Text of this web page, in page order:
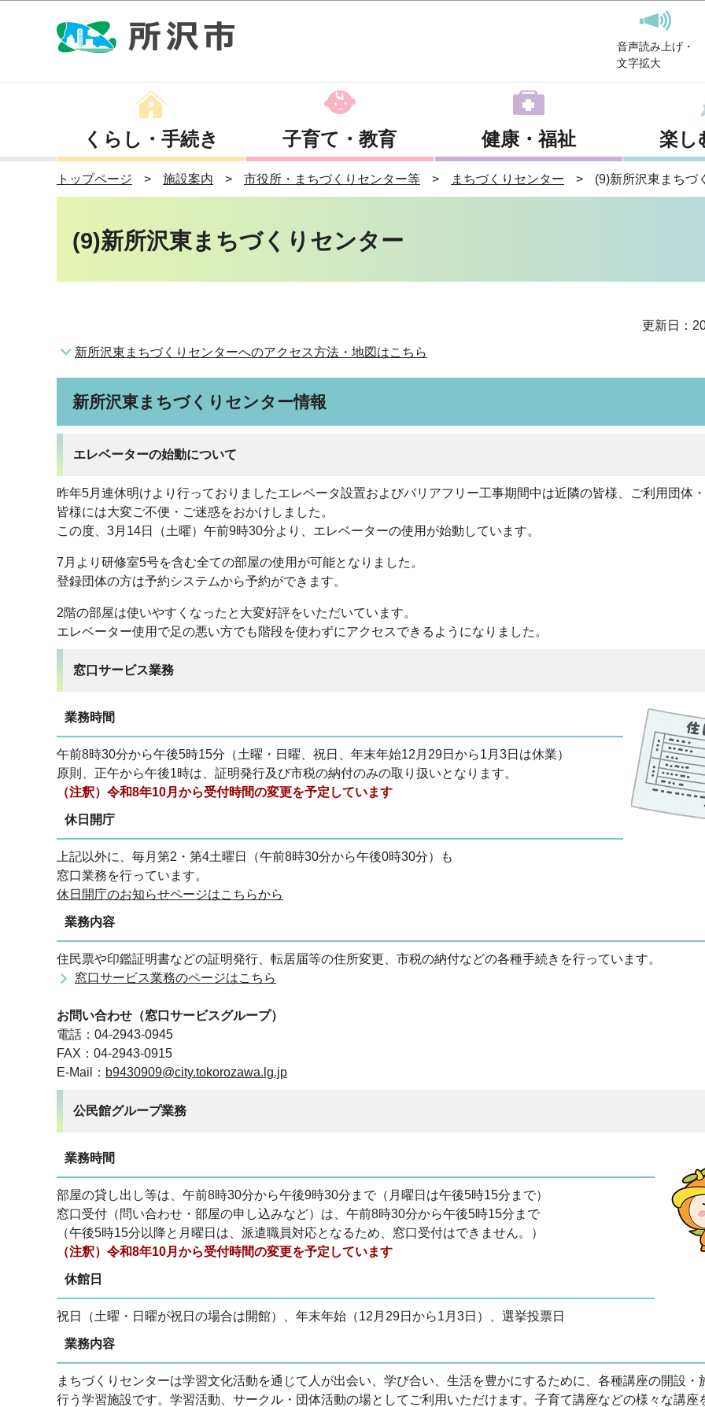
音声読み上げ・
文字拡大
くらし・手続き 子育て・教育 健康・福祉 楽し
トップページ 施設案内 市役所・まちづくりセンター等 まちづくりセンター (9)新所沢東まちづ
(9)新所沢東まちづくりセンター
更新日：
新所沢東まちづくりセンターへのアクセス方法・地図はこちら
新所沢東まちづくりセンター情報
エレベーターの始動について
昨年5月連休明けより行っておりましたエレベータ設置およびバリアフリー工事期間中は近隣の皆様、ご利用団体
皆様には大変ご不便・ご迷惑をおかけしました。
この度、3月14日（土曜）午前9時30分より、エレベーターの使用が始動しています。
7月より研修室5号を含む全ての部屋の使用が可能となりました。
登録団体の方は予約システムから予約ができます。
2階の部屋は使いやすくなったと大変好評をいただいています。
エレベーター使用で足の悪い方でも階段を使わずにアクセスできるようになりました。
窓口サービス業務
業務時間
午前8時30分から午後5時15分（土曜・日曜、祝日、年末年始12月29日から1月3日は休業）
原則、正午から午後1時は、証明発行及び市税の納付のみの取り扱いとなります。
（注釈）令和8年10月から受付時間の変更を予定しています
休日開庁
上記以外に、毎月第2・第4土曜日（午前8時30分から午後0時30分）も
窓口業務を行っています。
休日開庁のお知らせページはこちらから
業務内容
住民票や印鑑証明書などの証明発行、転居届等の住所変更、市税の納付などの各種手続きを行っています。
窓口サービス業務のページはこちら
お問い合わせ（窓口サービスグループ）
電話：04-2943-0945
FAX：04-2943-0915
E-Mail： b9430909@city.tokorozawa.lg.jp
公民館グループ業務
業務時間
部屋の貸し出し等は、午前8時30分から午後9時30分まで（月曜日は午後5時15分まで）
窓口受付（問い合わせ・部屋の申し込みなど）は、午前8時30分から午後5時15分まで
（午後5時15分以降と月曜日は、派遣職員対応となるため、窓口受付はできません。）
（注釈）令和8年10月から受付時間の変更を予定しています
休館日
祝日（土曜・日曜が祝日の場合は開館）、年末年始（12月29日から1月3日）、選挙投票日
業務内容
まちづくりセンターは学習文化活動を通じて人が出会い、学び合い、生活を豊かにするために、各種講座の開設・
行う学習施設です。学習活動、サークル・団体活動の場としてご利用いただけます。子育て講座などの様々な講座